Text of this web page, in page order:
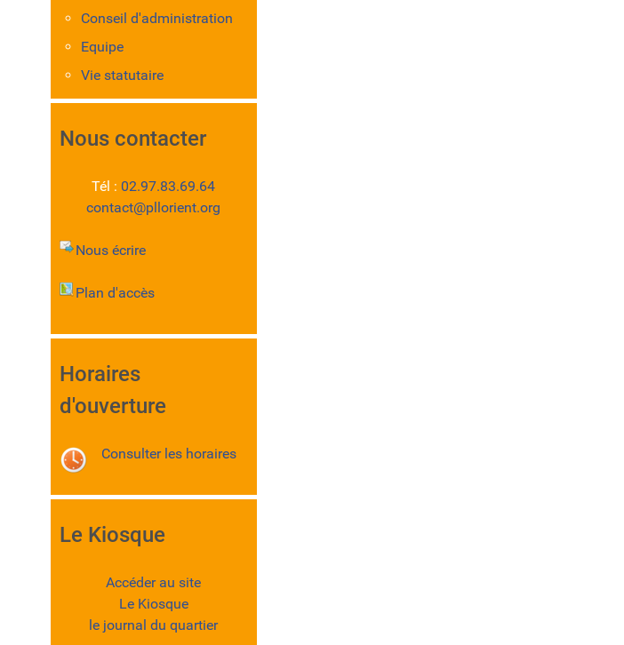
Conseil d'administration
Equipe
Vie statutaire
Nous contacter
Tél : 02.97.83.69.64
contact@pllorient.org
Nous écrire
Plan d'accès
Horaires
d'ouverture
Consulter les horaires
Le Kiosque
Accéder au site
Le Kiosque
le journal du quartier